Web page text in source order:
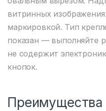
витринных
маркировкой. Тип
показан — выполняйте
не содержит
кнопок.
Преимущества